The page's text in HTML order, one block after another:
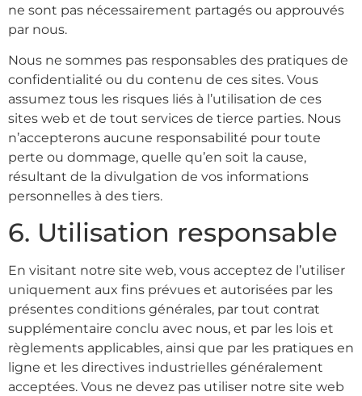
ne sont pas nécessairement partagés ou approuvés
par nous.
Nous ne sommes pas responsables des pratiques de
confidentialité ou du contenu de ces sites. Vous
assumez tous les risques liés à l’utilisation de ces
sites web et de tout services de tierce parties. Nous
n’accepterons aucune responsabilité pour toute
perte ou dommage, quelle qu’en soit la cause,
résultant de la divulgation de vos informations
personnelles à des tiers.
6. Utilisation responsable
En visitant notre site web, vous acceptez de l’utiliser
uniquement aux fins prévues et autorisées par les
présentes conditions générales, par tout contrat
supplémentaire conclu avec nous, et par les lois et
règlements applicables, ainsi que par les pratiques en
ligne et les directives industrielles généralement
acceptées. Vous ne devez pas utiliser notre site web